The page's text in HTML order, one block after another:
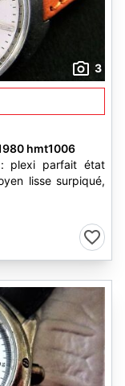
3
hmt1006
: plexi parfait état
lisse surpiqué,